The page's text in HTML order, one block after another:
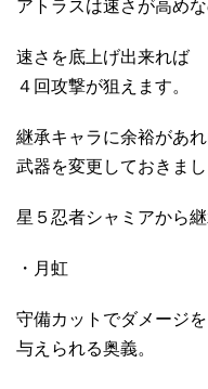
アトラスは速さが高め
速さを底上げ出来れば
４回攻撃が狙えます。
継承キャラに余裕があ
武器を変更しておきまし
星５忍者シャミアから継
・月虹
守備カットでダメージを
与えられる奥義。